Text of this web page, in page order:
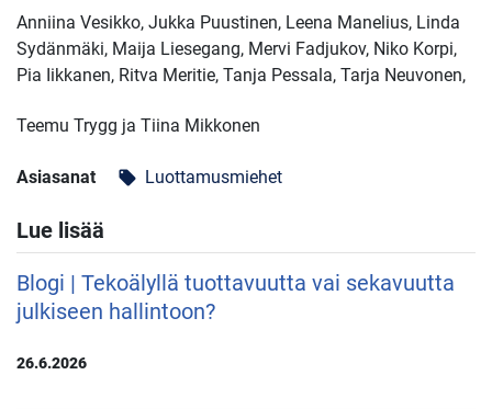
Anniina Vesikko, Jukka Puustinen, Leena Manelius, Linda
Sydänmäki, Maija Liesegang, Mervi Fadjukov, Niko Korpi,
Pia Iikkanen, Ritva Meritie, Tanja Pessala, Tarja Neuvonen,
Teemu Trygg ja Tiina Mikkonen
Asiasanat local_offer Luottamusmiehet
Lue lisää
Blogi | Tekoälyllä tuottavuutta vai sekavuutta
julkiseen hallintoon?
26.6.2026